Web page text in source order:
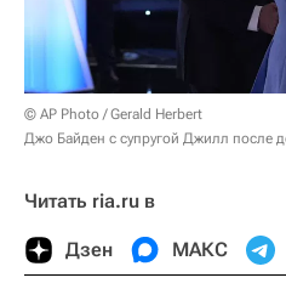
© AP Photo / Gerald Herbert
Джо Байден с супругой Джилл после
Читать ria.ru в
Дзен МАКС